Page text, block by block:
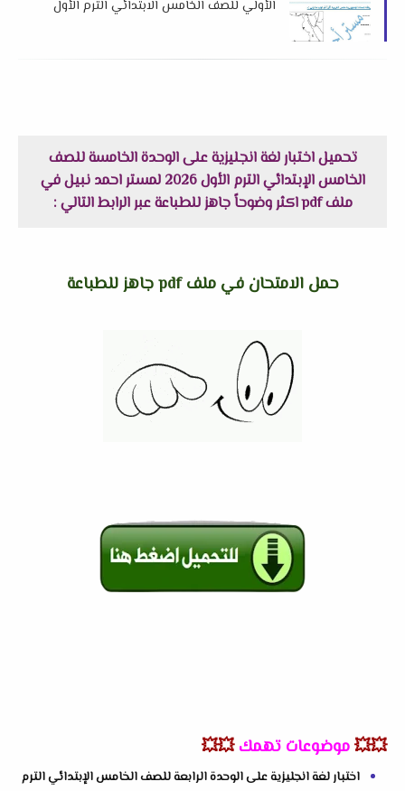
الأولي للصف الخامس الابتدائي الترم الأول
تحميل اختبار لغة انجليزية على الوحدة الخامسة للصف
الخامس الإبتدائي الترم الأول 2026 لمستر احمد نبيل في
ملف pdf اكثر وضوحاً جاهز للطباعة عبر الرابط التالي :
حمل الامتحان في ملف pdf جاهز للطباعة
💥💥موضوعات تهمك 💥💥
اختبار لغة انجليزية على الوحدة الرابعة للصف الخامس الإبتدائي الترم